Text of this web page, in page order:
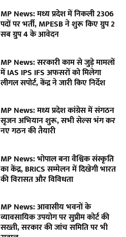
MP News: मध्य प्रदेश में निकली 2306
पदों पर भर्ती, MPESB ने शुरू किए ग्रुप 2
सब ग्रुप 4 के आवेदन
MP News: सरकारी काम से जुड़े मामलों
में IAS IPS IFS अफसरों को मिलेगा
लीगल सपोर्ट, केंद्र ने जारी किए निर्देश
MP News: मध्य प्रदेश कांग्रेस में संगठन
सृजन अभियान शुरू, सभी सेल्स भंग कर
नए गठन की तैयारी
MP News: भोपाल बना वैश्विक संस्कृति
का केंद्र, BRICS सम्मेलन में दिखेगी भारत
की विरासत और विविधता
MP News: आवासीय भवनों के
व्यावसायिक उपयोग पर सुप्रीम कोर्ट की
सख्ती, सरकार की जांच समिति पर भी